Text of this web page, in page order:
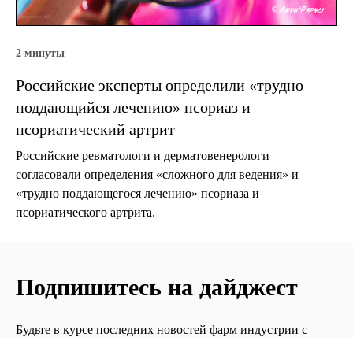
2 минуты
Российские эксперты определили «трудно
поддающийся лечению» псориаз и
псориатический артрит
Российские ревматологи и дерматовенерологи
согласовали определения «сложного для ведения» и
«трудно поддающегося лечению» псориаза и
псориатического артрита.
Подпишитесь на дайджест
Будьте в курсе последних новостей фарм индустрии с